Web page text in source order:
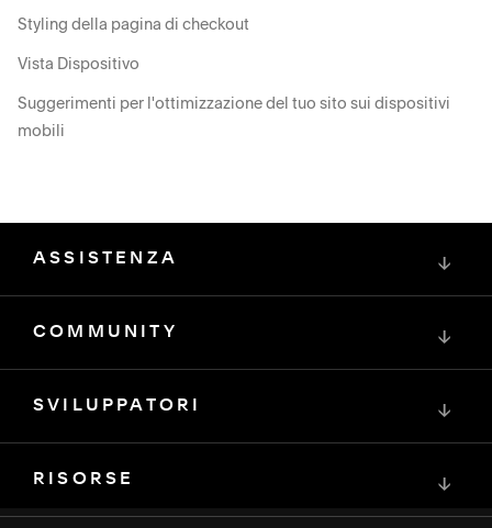
Styling della pagina di checkout
Vista Dispositivo
Suggerimenti per l'ottimizzazione del tuo sito sui dispositivi
mobili
ASSISTENZA ↓
COMMUNITY ↓
SVILUPPATORI ↓
RISORSE ↓